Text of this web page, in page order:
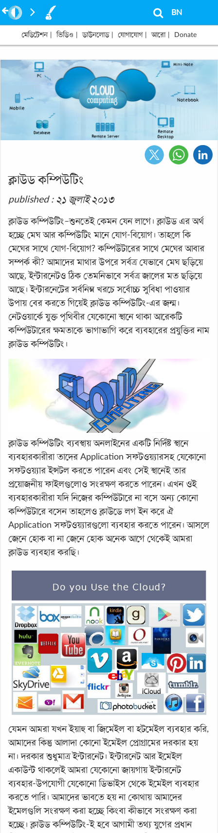
BN
মেডিটেশন ভিডিও ডাউনলোড যোগাযোগ আরো Donate
ক্লাউড কম্পিউটিং
published : ২১ জুলাই ২০১৩
ক্লাউড কম্পিউটিং–শুনতেই কেমন যেন লাগে। ক্লাউড এর অর্থ
হচ্ছে মেঘ আর কম্পিউটিং মানে যোগ-বিয়োগ। তাহলে কি
মেঘের সাথে যোগ-বিয়োগ? কম্পিউটারের সাথে মেঘের আবার
সম্পর্ক কী? আমাদের মাথার উপরে সর্বত্র যেভাবে মেঘ ছড়িয়ে
আছে, ইন্টারনেটও ঠিক তেমনিভাবে সর্বত্র জালের মত ছড়িয়ে
আছে। ইন্টারনেটের সর্বনিম্ন খরচে সর্বোচ্চ সুবিধা পাওয়ার
উপায় বের করতে গিয়েই ক্লাউড কম্পিউটিং-এর জন্ম।
নেটওয়ার্কে যুক্ত পৃথিবীর যেকোনো স্থানে থাকা আরেকটি
কম্পিউটারের ক্ষমতাকে ভাগাভাগি করে ব্যবহারের প্রযুক্তির নাম
ক্লাউড কম্পিউটিং।
ক্লাউড কম্পিউটিং ব্যবস্থায় অনলাইনের একটি নির্দিষ্ট স্থানে
ব্যবহারকারীরা তাদের Application সফটওয়্যারসহ যেকোনো
সফটওয়্যার ইন্সটল করতে পারেন এবং সেই স্থানেই তার
প্রয়োজনীয় ফাইলগুলোও সংরক্ষণ করতে পারেন। এখন ওই
ব্যবহারকারীরা যদি নিজের কম্পিউটারে না বসে অন্য কোনো
কম্পিউটারে বসেন তাহলেও ক্লাউডে লগ ইন করে ঐ
Application সফটওয়্যারগুলো ব্যবহার করতে পারেন। আসলে
জেনে হোক বা না জেনে হোক অনেক আগে থেকেই আমরা
ক্লাউড ব্যবহার করছি।
যেমন আমরা যখন ইয়াহু বা জিমেইল বা হটমেইল ব্যবহার করি,
আমাদের কিন্তু আলাদা কোনো ইমেইল প্রোগ্রামের দরকার হয়
না। দরকার শুধুমাত্র ইন্টারনেট। ইন্টারনেট আর ইমেইল
একাউন্ট থাকলেই আমরা যেকোনো জায়গায় ইন্টারনেট
ব্যবহার-উপযোগী যেকোনো ডিভাইস থেকে ইমেইল ব্যবহার
করতে পারি। আমাদের ভাবতে হয় না কোথায় আমাদের
ইমেলগুলি সংরক্ষণ করা হচ্ছে কিংবা কীভাবে সংরক্ষণ করা
হচ্ছে। ক্লাউড কম্পিউটিং-ই হবে আগামী তথ্য যুগের প্রধান